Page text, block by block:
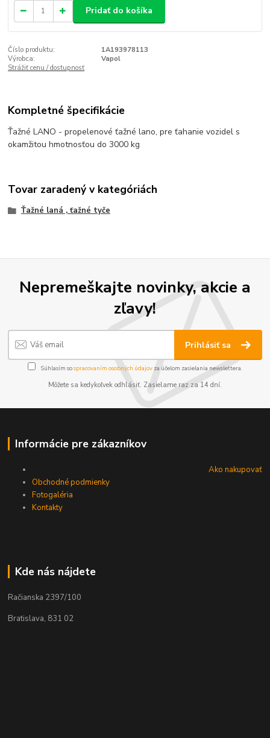
Pridať do košíka
Číslo produktu:
1A193978113
Výrobca:
Vapol
Strážiť cenu / dostupnosť
Kompletné špecifikácie
Ťažné LANO - propelenové ťažné lano, pre ťahanie vozidel s
okamžitou hmotnosťou do 3000 kg
Tovar zaradený v kategóriách
Ťažné laná , ťažné tyče
Nepremeškajte novinky, akcie a
zľavy!
Prihlásiť sa
Súhlasím sospracovaním osobných údajov za účelom zasielania newslettera.
Môžete sa kedykoľvek odhlásiť. Zasielame raz za 14 dní.
Informácie pre zákazníkov
Ako nakupovať
Obchodné podmienky
Fotogaléria
Kontakty
Kde nás nájdete
Račianska 2397/100
Bratislava, 831 02